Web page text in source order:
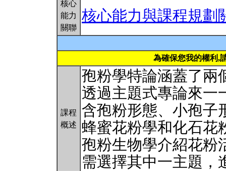
核心
能力
關聯
核心能力與課程規劃
為確保您我的權利,
課程
概述
孢粉學特論涵蓋了兩
透過主題式專論來一
含孢粉形態、小孢子
蜂蜜花粉學和化石花
孢粉生物學介紹花粉
需選擇其中一主題